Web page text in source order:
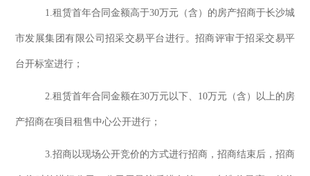
1.租赁首年合同金额高于30万元（含）的房产招商于长沙城
市发展集团有限公司招采交易平台进行。招商评审于招采交易平
台开标室进行 ；
2.租赁首年合同金额在30万元以下、10万元（含）以上的房
产招商在项目租售中心公开进行 ；
3.招商以现场公开竞价的方式进行招商 ， 招商结束后， 招商